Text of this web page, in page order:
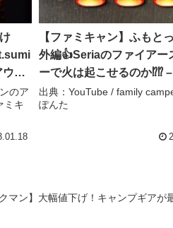
ト
ミキ
のア
ミキ
【ファミキャン】ふもと
外編👍Seriaのファイアー
ーで火は起こせるのか⁉️⁉️
camperぽんたぽんた
出典：YouTube / family
ぽんた
クマン】大幅値下げ！キャンプギア